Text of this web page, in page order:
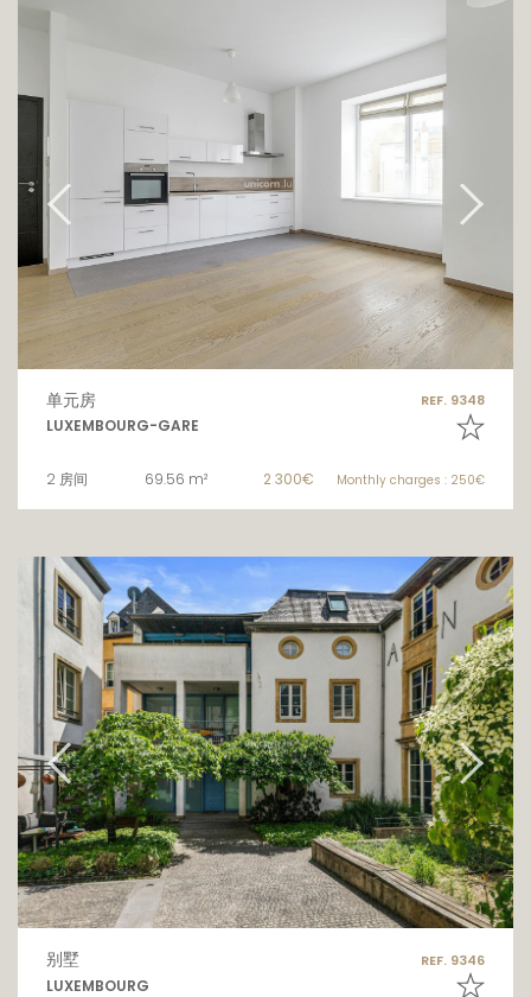
单元房 REF. 9348
LUXEMBOURG-GARE
2 房间 69.56 m² 2 300€ Monthly charges : 250€
别墅 REF. 9346
LUXEMBOURG